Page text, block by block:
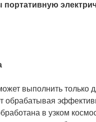
выполнить только
обрабатывая
в узком